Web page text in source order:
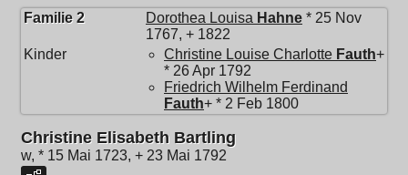
Familie 2 Dorothea Louisa Hahne * 25 Nov
1767, + 1822
Kinder
Christine Louise Charlotte Fauth+
* 26 Apr 1792
Friedrich Wilhelm Ferdinand
Fauth+ * 2 Feb 1800
Christine Elisabeth Bartling
w, * 15 Mai 1723, + 23 Mai 1792